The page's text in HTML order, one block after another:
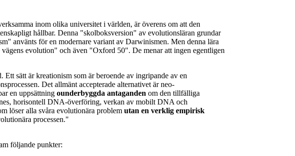
inom olika universitet i världen, är överens om att den
hållbar. Denna "skolboksversion" av evolutionsläran grundar
använts för en modernare variant av Darwinismen. Men denna lära
evolution" och även "Oxford 50". De menar att ingen egentligen
sätt är kreationism som är beroende av ingripande av en
Det allmänt accepterade alternativet är neo-
en uppsättning ounderbyggda antaganden om den tillfälliga
horisontell DNA-överföring, verkan av mobilt DNA och
löser alla svåra evolutionära problem utan en verklig empirisk
processen."
följande punkter: